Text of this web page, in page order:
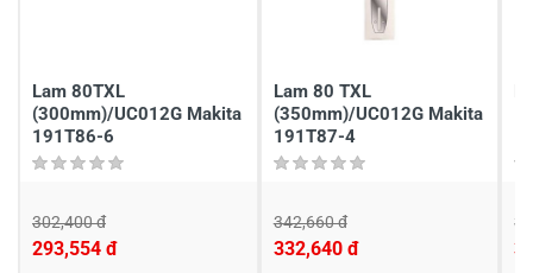
Tiêu đề của nhận xét*
Viết nhận xét của bạn vào bên dưới
Lam 80TXL
(300mm)/UC012G Makita
191T86-6
302,400 đ
293,554 đ
Lam 80 TXL
(350mm)/UC012G Makita
191T87-4
342,660 đ
332,640 đ